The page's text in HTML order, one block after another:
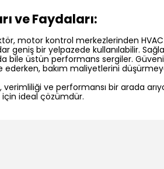
ve Faydaları:
motor kontrol merkezlerinden
geniş bir yelpazede kullanılabilir.
bile üstün performans sergiler.
ederken, bakım maliyetlerini
ve performansı bir arada
için ideal çözümdür.